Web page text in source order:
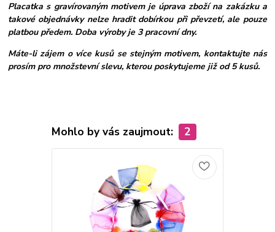
Placatka s gravírovaným motivem je úprava zboží na zakázku a
takové objednávky nelze hradit dobírkou při převzetí, ale pouze
platbou předem. Doba výroby je 3 pracovní dny.
Máte-li zájem o více kusů se stejným motivem, kontaktujte nás
prosím pro množstevní slevu, kterou poskytujeme již od 5 kusů.
Mohlo by vás zaujmout: 2